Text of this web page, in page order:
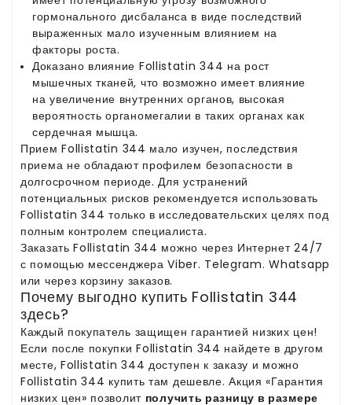
гормонального дисбаланса в виде последствий
выраженных мало изученным влиянием на
факторы роста.
Доказано влияние Follistatin 344 на рост
мышечных тканей, что возможно имеет влияние
на увеличение внутренних органов, высокая
вероятность органомегалии в таких органах как
сердечная мышца.
Прием Follistatin 344 мало изучен, последствия
приема не обладают профилем безопасности в
долгосрочном периоде. Для устранений
потенциальных рисков рекомендуется использовать
Follistatin 344 только в исследовательских целях под
полным контролем специалиста.
Заказать Follistatin 344 можно через Интернет 24/7
с помощью мессенджера Viber. Telegram. Whatsapp
или через корзину заказов.
Почему выгодно купить Follistatin 344
здесь?
Каждый покупатель защищен гарантией низких цен!
Если после покупки Follistatin 344 найдете в другом
месте, Follistatin 344 доступен к заказу и можно
Follistatin 344 купить там дешевле. Акция «Гарантия
низких цен» позволит получить разницу в размере